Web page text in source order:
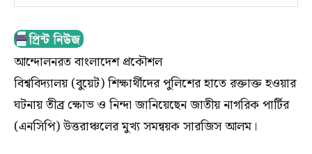
আন্দোলনরত বাংলাদেশ প্রকৌশল
বিশ্ববিদ্যালয় (বুয়েট) শিক্ষার্থীদের পুলিশের হাতে রক্তাক্ত হওয়ার
ঘটনায় তীব্র ক্ষোভ ও নিন্দা জানিয়েছেন জাতীয় নাগরিক পার্টির
(এনসিপি) উত্তরাঞ্চলের মুখ্য সমন্বয়ক সারজিস আলম।